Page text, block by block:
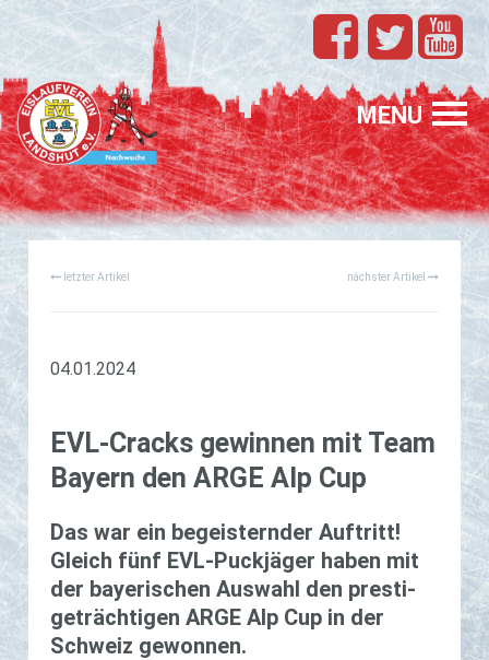
MENU
TEAMS
EVL
SPONSORING
FÖRDERUNG
PROFIS
GESUCHT
letzter Artikel nächster Artikel
04.01.2024
EVL-Cracks ge­win­nen mit Team
Bay­ern den ARGE Alp Cup
Das war ein be­geis­tern­der Auf­tritt!
Gleich fünf EVL-Puck­jä­ger haben mit
der baye­ri­schen Aus­wahl den pres­ti­
ge­träch­ti­gen ARGE Alp Cup in der
Schweiz ge­won­nen.